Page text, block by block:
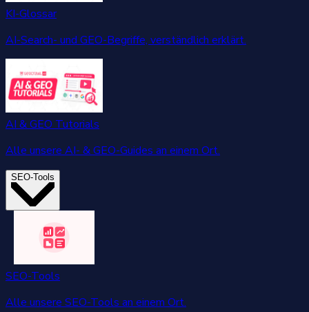
KI-Glossar
AI-Search- und GEO-Begriffe, verständlich erklärt.
AI & GEO Tutorials
Alle unsere AI- & GEO-Guides an einem Ort.
SEO-Tools
SEO-Tools
Alle unsere SEO-Tools an einem Ort.